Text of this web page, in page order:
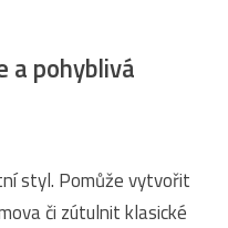
a pohyblivá
styl. Pomůže vytvořit
či zútulnit klasické